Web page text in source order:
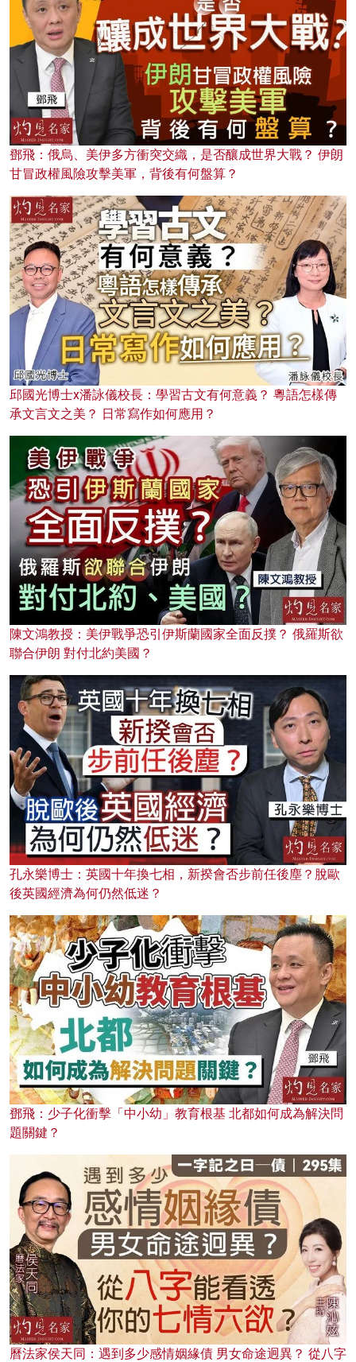
鄧飛：俄烏、美伊多方衝突交織，是否釀成世界大戰？ 伊朗
甘冒政權風險攻擊美軍，背後有何盤算？
邱國光博士x潘詠儀校長：學習古文有何意義？ 粵語怎樣傳
承文言文之美？ 日常寫作如何應用？
陳文鴻教授：美伊戰爭恐引伊斯蘭國家全面反撲？ 俄羅斯欲
聯合伊朗 對付北約美國？
孔永樂博士：英國十年換七相，新揆會否步前任後塵？脫歐
後英國經濟為何仍然低迷？
鄧飛：少子化衝擊「中小幼」教育根基 北都如何成為解決問
題關鍵？
曆法家侯天同：遇到多少感情姻緣債 男女命途迥異？ 從八字